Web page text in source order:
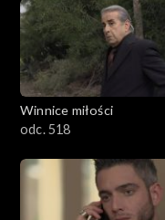
Winnice miłości
odc. 518